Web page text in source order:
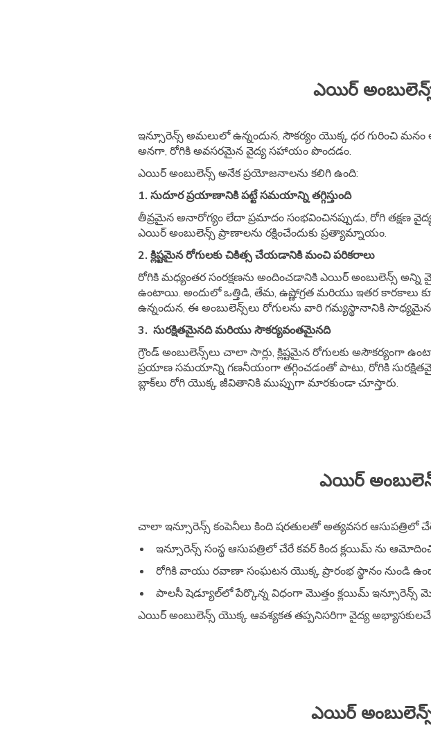
ఎయిర్
ఇన్సూరెన్స్ అమలులో ఉన్నందున, సౌకర్యం యొక్క ధర గురించి మనం
అనగా, రోగికి అవసరమైన వైద్య సహాయం పొందడం.
ఎయిర్ అంబులెన్స్ అనేక ప్రయోజనాలను కలిగి ఉంది:
1. సుదూర ప్రయాణానికి పట్టే సమయాన్ని తగ్గిస్తుంది
తీవ్రమైన అనారోగ్యం లేదా ప్రమాదం సంభవించినప్పుడు, రోగి తక్షణ
ఎయిర్ అంబులెన్స్ ప్రాణాలను రక్షించేందుకు ప్రత్యామ్నాయం.
2. క్లిష్టమైన రోగులకు చికిత్స చేయడానికి మంచి పరికరాలు
రోగికి మధ్యంతర సంరక్షణను అందించడానికి ఎయిర్ అంబులెన్స్
ఉంటాయి. అందులో ఒత్తిడి, తేమ, ఉష్ణోగ్రత మరియు ఇతర
ఉన్నందున, ఈ అంబులెన్స్‌లు రోగులను వారి గమ్యస్థానానికి
3. సురక్షితమైనది మరియు సౌకర్యవంతమైనది
గ్రౌండ్ అంబులెన్స్‌లు చాలా సార్లు, క్లిష్టమైన రోగులకు
ప్రయాణ సమయాన్ని గణనీయంగా తగ్గించడంతో పాటు, రోగికి
బ్లాక్‌లు రోగి యొక్క జీవితానికి ముప్పుగా మారకుండా చూస్తారు.
ఎయిర్
చాలా ఇన్సూరెన్స్ కంపెనీలు కింది షరతులతో అత్యవసర ఆసుపత్రిలో
ఇన్సూరెన్స్ సంస్థ ఆసుపత్రిలో చేరే కవర్ కింద క్లయిమ్ ను
రోగికి వాయు రవాణా సంఘటన యొక్క ప్రారంభ స్థానం నుండి
పాలసీ షెడ్యూల్‌లో పేర్కొన్న విధంగా మొత్తం క్లయిమ్ ఇన్సూరెన్స్
ఎయిర్ అంబులెన్స్ యొక్క ఆవశ్యకత తప్పనిసరిగా వైద్య
ఎయిర్